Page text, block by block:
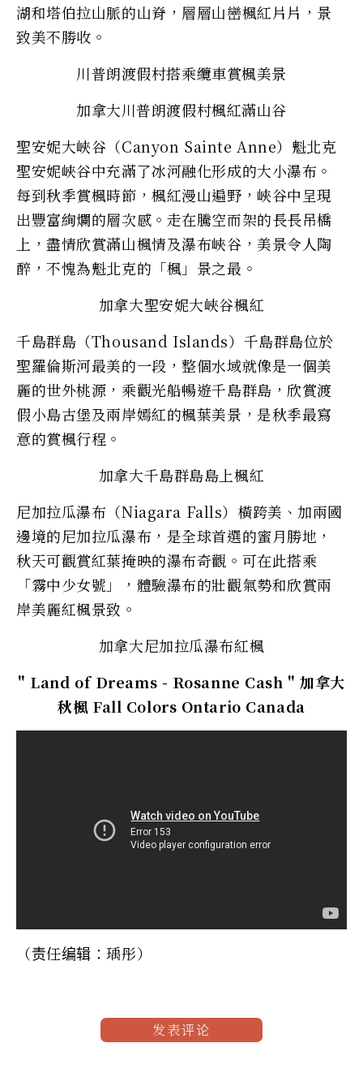
湖和塔伯拉山脈的山脊，層層山巒楓紅片片，景
致美不勝收。
川普朗渡假村搭乘纜車賞楓美景
加拿大川普朗渡假村楓紅滿山谷
聖安妮大峽谷（Canyon Sainte Anne）魁北克
聖安妮峽谷中充滿了冰河融化形成的大小瀑布。
每到秋季賞楓時節，楓紅漫山遍野，峽谷中呈現
出豐富絢爛的層次感。走在騰空而架的長長吊橋
上，盡情欣賞滿山楓情及瀑布峽谷，美景令人陶
醉，不愧為魁北克的「楓」景之最。
加拿大聖安妮大峽谷楓紅
千島群島（Thousand Islands）千島群島位於
聖羅倫斯河最美的一段，整個水域就像是一個美
麗的世外桃源，乘觀光船暢遊千島群島，欣賞渡
假小島古堡及兩岸嫣紅的楓葉美景，是秋季最寫
意的賞楓行程。
加拿大千島群島島上楓紅
尼加拉瓜瀑布（Niagara Falls）橫跨美、加兩國
邊境的尼加拉瓜瀑布，是全球首選的蜜月勝地，
秋天可觀賞紅葉掩映的瀑布奇觀。可在此搭乘
「霧中少女號」，體驗瀑布的壯觀氣勢和欣賞兩
岸美麗紅楓景致。
加拿大尼加拉瓜瀑布紅楓
" Land of Dreams - Rosanne Cash " 加拿大
秋楓 Fall Colors Ontario Canada
（责任编辑：瑀彤）
发表评论